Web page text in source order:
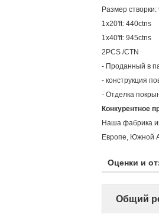
Размер
1x20'ft: 440ctns
1x40'ft: 945ctns
2PCS /CTN
- Проданный в
- конструкция
- Отделка
Конкурентное
Наша фабрика
Европе, Южной
Оценки и
Общий